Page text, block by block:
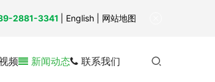
频 新闻动态 联系我们
2881-3341 English | 网站地图